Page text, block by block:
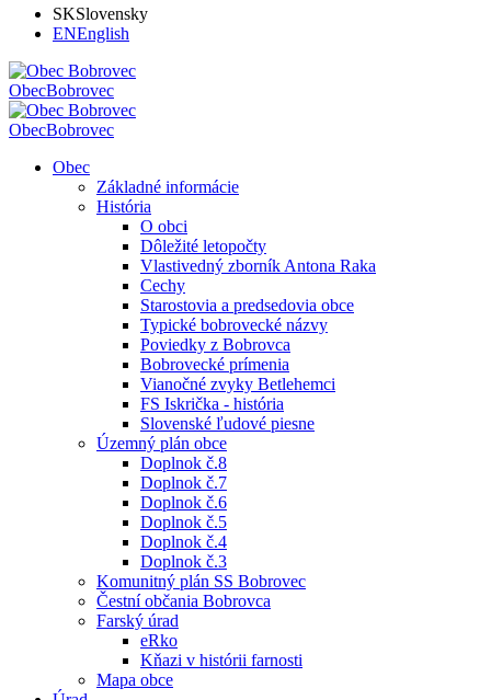
SKSlovensky
ENEnglish
ObecBobrovec
ObecBobrovec
Obec
Základné informácie
História
O obci
Dôležité letopočty
Vlastivedný zborník Antona Raka
Cechy
Starostovia a predsedovia obce
Typické bobrovecké názvy
Poviedky z Bobrovca
Bobrovecké prímenia
Vianočné zvyky Betlehemci
FS Iskrička - história
Slovenské ľudové piesne
Územný plán obce
Doplnok č.8
Doplnok č.7
Doplnok č.6
Doplnok č.5
Doplnok č.4
Doplnok č.3
Komunitný plán SS Bobrovec
Čestní občania Bobrovca
Farský úrad
eRko
Kňazi v histórii farnosti
Mapa obce